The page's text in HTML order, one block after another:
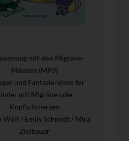
mit den Migräne-
Mäusen (MP3)
und Fantasiereisen für
mit Migräne oder
Kopfschmerzen
Wolf / Emily Schmidt / Mira
Zielbauer